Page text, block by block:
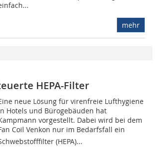
mehr
HEPA-Filter
neue Lösung für virenfreie Lufthygiene
Hotels und Bürogebäuden hat
vorgestellt. Dabei wird bei dem
Coil Venkon nur im Bedarfsfall ein
(HEPA)...